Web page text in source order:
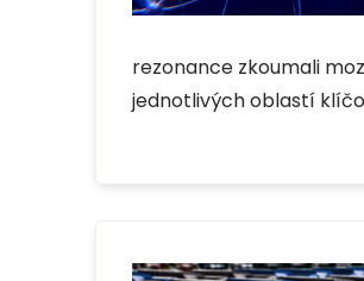
rezonance zkoumali
jednotlivých oblastí